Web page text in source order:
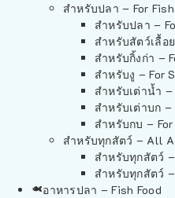
สำหรับปลา – For Fish
สำหรับปลา –
สำหรับสัตว์เลื้อ
สำหรับกิ้งก่า –
สำหรับงู – For
สำหรับเต่าน้ำ
สำหรับเต่าบก
สำหรับกบ – For
สำหรับทุกสัตว์ – All
สำหรับทุกสัตว์
สำหรับทุกสัตว์
อาหารปลา – Fish Food